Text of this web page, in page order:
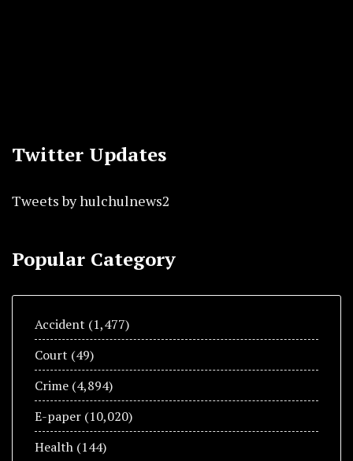
Twitter Updates
Tweets by hulchulnews2
Popular Category
Accident (1,477)
Court (49)
Crime (4,894)
E-paper (10,020)
Health (144)